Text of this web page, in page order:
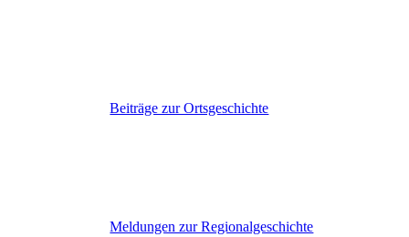
Beiträge zur Ortsgeschichte
Meldungen zur Regionalgeschichte